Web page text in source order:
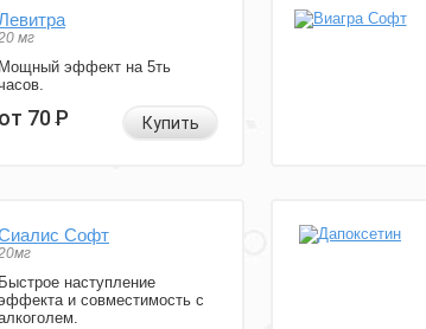
мг
Мощный эффект на 5ть
от 70Р Купить
Софт
Быстрое наступление
и совместимость с